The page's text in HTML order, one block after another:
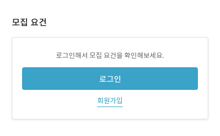
모집 요건
로그인해서 모집 요건을 확인해보세요.
로그인
회원가입